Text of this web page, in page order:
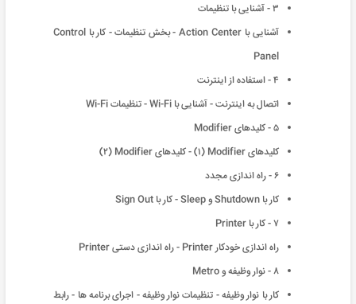
۳ - آشنایی با تنظیمات
آشنایی با Action Center - بخش تنظیمات - کار با Control
Panel
۴ - استفاده از اینترنت
اتصال به اینترنت - آشنایی با Wi-Fi - تنظیمات Wi-Fi
۵ - کلیدهای Modifier
کلیدهای Modifier (١) - کلیدهای Modifier (٢)
۶ - راه اندازی مجدد
کار با Shutdown و Sleep - کار با Sign Out
۷ - کار با Printer
راه اندازی خودکار Printer - راه اندازی دستی Printer
۸ - نوار وظیفه و Metro
کار با نوار وظیفه - تنظیمات نوار وظیفه - اجرای برنامه ها - رابط